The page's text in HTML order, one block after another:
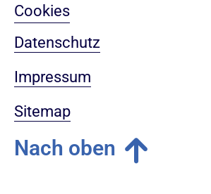
Cookies
Datenschutz
Impressum
Sitemap
Nach oben